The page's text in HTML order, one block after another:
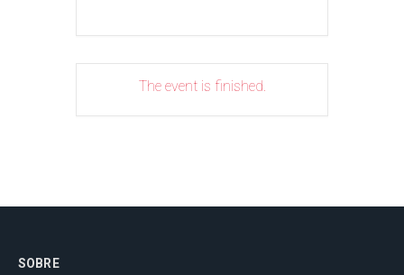
The event is finished.
SOBRE